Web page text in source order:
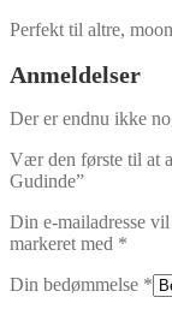
Perfekt til altre,
Anmeldelser
Der er endnu ikke
Vær den første til at
Gudinde”
Din e-mailadresse
markeret med *
Din bedømmelse *